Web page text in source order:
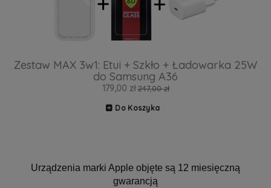
Zestaw MAX 3w1: Etui + Szkło + Ładowarka 25W
do Samsung A36
179,00 zł 247,00 zł
Do Koszyka
Urządzenia marki Apple objęte są 12 miesięczną
gwarancją